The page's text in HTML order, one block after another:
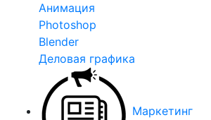
Анимация
Photoshop
Blender
Деловая графика
Маркетинг